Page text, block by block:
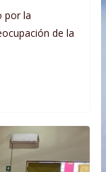
por la
de la